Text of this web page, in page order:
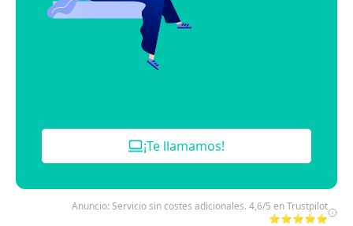
¡Te llamamos!
Anuncio: Servicio sin costes adicionales. 4,6/5 en Trustpilot
⭐⭐⭐⭐⭐